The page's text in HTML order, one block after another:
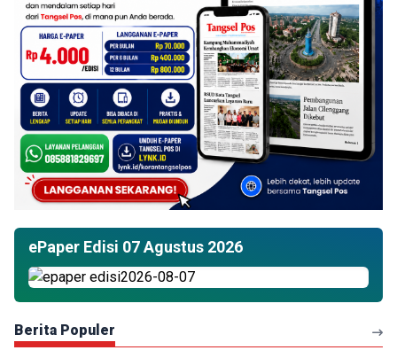
ePaper Edisi 07 Agustus 2026
Berita Populer